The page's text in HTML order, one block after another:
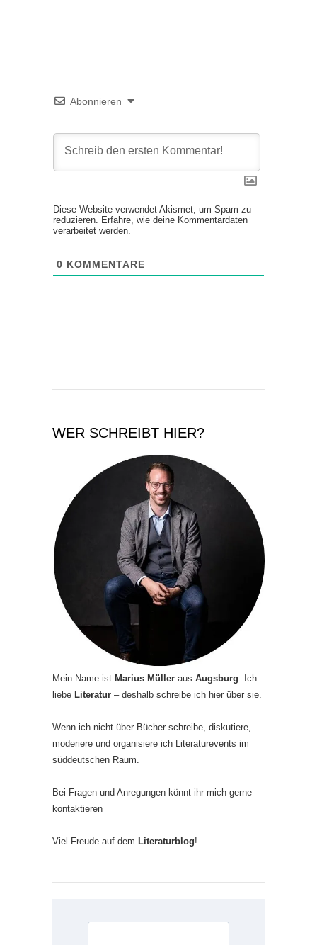
Abonnieren
Diese Website verwendet Akismet, um Spam zu
reduzieren. Erfahre, wie deine Kommentardaten
verarbeitet werden.
0 KOMMENTARE
WER SCHREIBT HIER?
Mein Name ist Marius Müller aus Augsburg. Ich
liebe Literatur – deshalb schreibe ich hier über sie.
Wenn ich nicht über Bücher schreibe, diskutiere,
moderiere und organisiere ich Literaturevents im
süddeutschen Raum.
Bei Fragen und Anregungen könnt ihr mich gerne
kontaktieren
Viel Freude auf dem Literaturblog!